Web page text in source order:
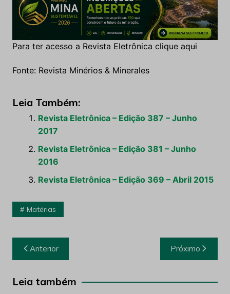
Para ter acesso a Revista Eletrônica clique aqui
Fonte: Revista Minérios & Minerales
Leia Também:
Revista Eletrônica – Edição 387 – Junho
2017
Revista Eletrônica – Edição 381 – Junho
2016
Revista Eletrônica – Edição 369 – Abril 2015
Matérias
Navegação
de
Post
Anterior Próximo
Leia também